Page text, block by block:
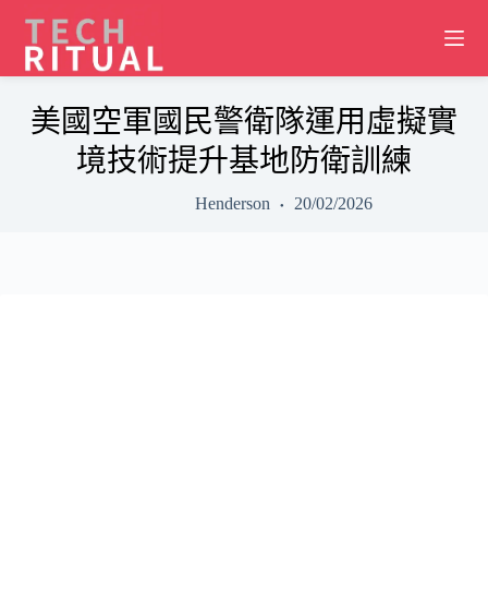
content
美國空軍國民警衛隊運用虛擬實
境技術提升基地防衛訓練
Henderson 20/02/2026